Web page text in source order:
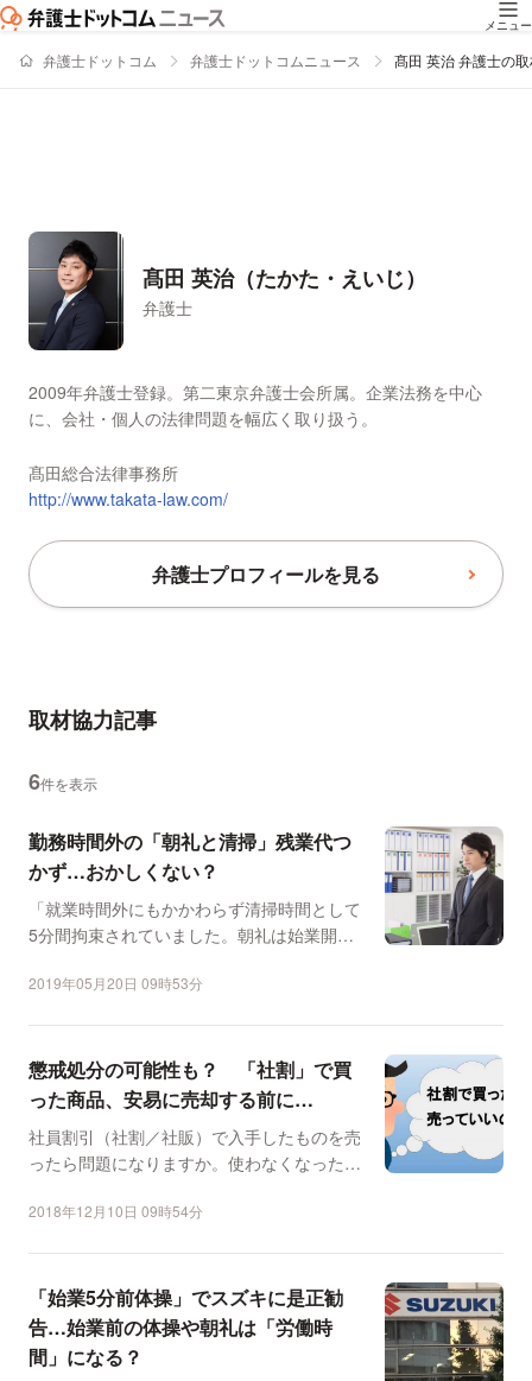
メニュー
弁護士ドットコム 弁護士ドットコムニュース 髙田 英治 弁護士の
髙田 英治（たかた・えいじ）
弁護士
2009年弁護士登録。第二東京弁護士会所属。企業法務を中心
に、会社・個人の法律問題を幅広く取り扱う。
髙田総合法律事務所
http://www.takata-law.com/
弁護士プロフィールを見る
取材協力記事
6件を表示
勤務時間外の「朝礼と清掃」残業代つ
かず…おかしくない？
「就業時間外にもかかわらず清掃時間として
5分間拘束されていました。朝礼は始業開始5
2019年05月20日 09時53分
懲戒処分の可能性も？ 「社割」で買
った商品、安易に売却する前に…
社員割引（社割／社販）で入手したものを売
ったら問題になりますか。使わなくなったら
2018年12月10日 09時54分
「始業5分前体操」でスズキに是正勧
告…始業前の体操や朝礼は「労働時
間」になる？